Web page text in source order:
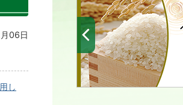
06日
し
前へ